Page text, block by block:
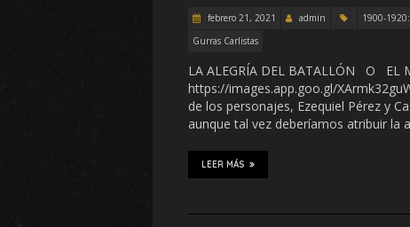
febrero 21, 2021 admin 1900-
Gurras Carlistas
LA ALEGRÍA DEL BATALLÓN O EL
https://images.app.goo.gl/
de los personajes, Ezequiel Pérez y
aunque tal vez deberíamos atribuir la
LEER MÁS